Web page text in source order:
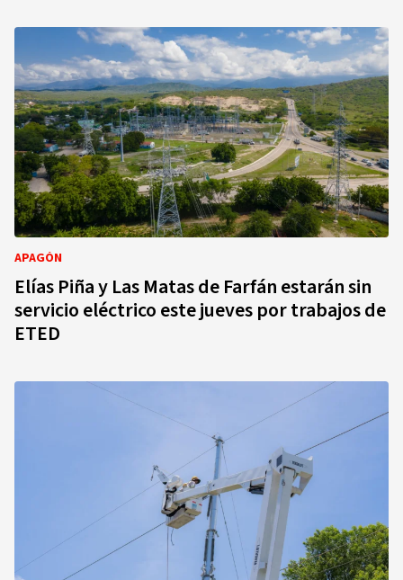
APAGÓN
Elías Piña y Las Matas de Farfán estarán sin
servicio eléctrico este jueves por trabajos de
ETED